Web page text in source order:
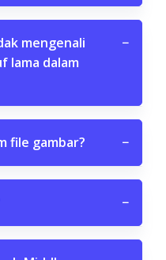
mengenali
lama dalam
−
file gambar? −
−